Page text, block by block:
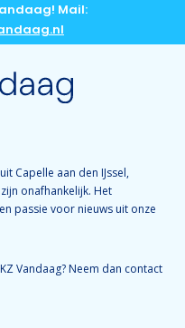
Mail:
Capelle aan den IJssel,
onafhankelijk. Het
passie voor nieuws uit onze
Vandaag? Neem dan contact